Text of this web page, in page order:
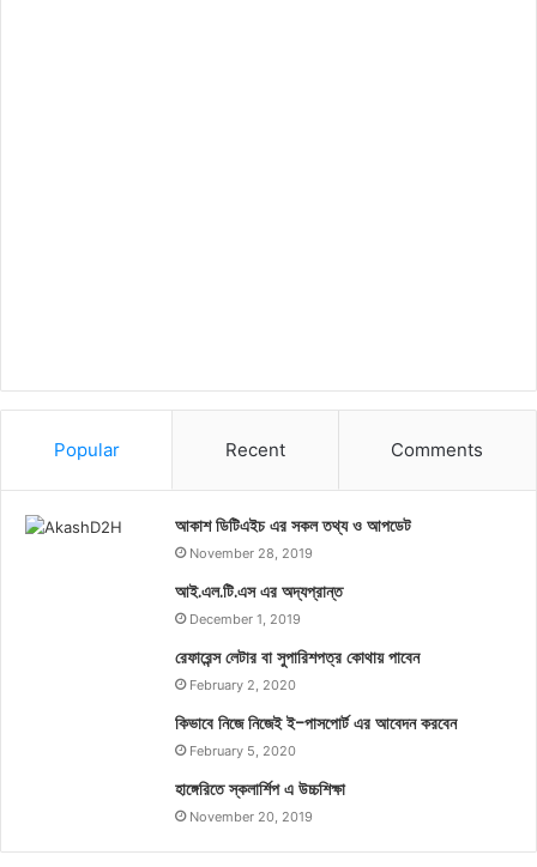
Popular Recent Comments
আকাশ ডিটিএইচ এর সকল তথ্য ও আপডেট
November 28, 2019
আই.এল.টি.এস এর অদ্যপ্রান্ত
December 1, 2019
রেফারেন্স লেটার বা সুপারিশপত্র কোথায় পাবেন
February 2, 2020
কিভাবে নিজে নিজেই ই-পাসপোর্ট এর আবেদন করবেন
February 5, 2020
হাঙ্গেরিতে স্কলার্শিপ এ উচ্চশিক্ষা
November 20, 2019